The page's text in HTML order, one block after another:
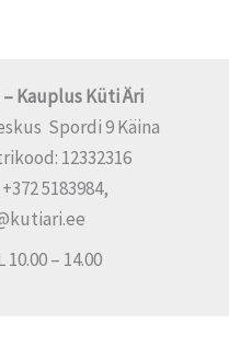
– Kauplus Küti Äri
Spordi 9 Käina
12332316
5183984,
10.00 – 14.00